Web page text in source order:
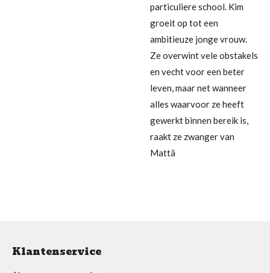
particuliere school. Kim
groeit op tot een
ambitieuze jonge vrouw.
Ze overwint vele obstakels
en vecht voor een beter
leven, maar net wanneer
alles waarvoor ze heeft
gewerkt binnen bereik is,
raakt ze zwanger van
Mattâ
Klantenservice